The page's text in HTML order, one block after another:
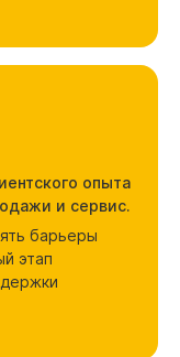
опыта
и сервис.
барьеры
этап